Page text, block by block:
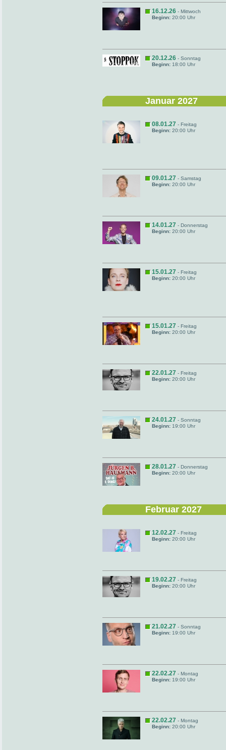
16.12.26 - Mittwoch
Beginn: 20:00 Uhr
20.12.26 - Sonntag
Beginn: 18:00 Uhr
Januar 2027
08.01.27 - Freitag
Beginn: 20:00 Uhr
09.01.27 - Samstag
Beginn: 20:00 Uhr
14.01.27 - Donnerstag
Beginn: 20:00 Uhr
15.01.27 - Freitag
Beginn: 20:00 Uhr
15.01.27 - Freitag
Beginn: 20:00 Uhr
22.01.27 - Freitag
Beginn: 20:00 Uhr
24.01.27 - Sonntag
Beginn: 19:00 Uhr
28.01.27 - Donnerstag
Beginn: 20:00 Uhr
Februar 2027
12.02.27 - Freitag
Beginn: 20:00 Uhr
19.02.27 - Freitag
Beginn: 20:00 Uhr
21.02.27 - Sonntag
Beginn: 19:00 Uhr
22.02.27 - Montag
Beginn: 19:00 Uhr
22.02.27 - Montag
Beginn: 20:00 Uhr